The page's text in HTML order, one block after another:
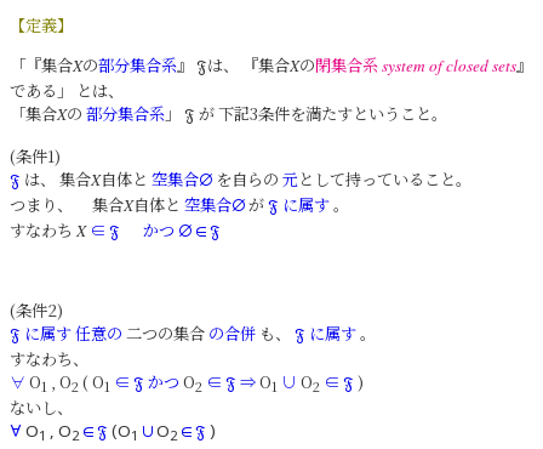
【定義】
「『集合Xの部分集合系』 𝔉 は、 『集合Xの閉集合系system of closed sets』
である」 とは、
「集合Xの 部分集合系 」 𝔉
が 下記3条件を満たすということ。
(条件1)
𝔉 は、 集合X自体と 空集合∅ を自らの 元として持っていること。
つまり、 集合X自体と 空集合∅が𝔉 に属す。
すなわち X ∈ 𝔉 かつ ∅ ∈𝔉
(条件2)
𝔉 に属す任意の 二つの集合 の合併 も、 𝔉 に属す。
すなわち、
∀ O1 , O2( O1 ∈ 𝔉 かつ O2 ∈ 𝔉 ⇒O1 ∪ O2 ∈ 𝔉 )
ないし、
∀O1 , O2 ∈𝔉 (O1 ∪O2 ∈𝔉 )